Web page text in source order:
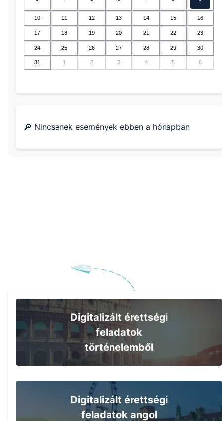
10 11 12 13 14 15 16
17 18 19 20 21 22 23
24 25 26 27 28 29 30
31 1 2 3 4 5 6
🔎 Nincsenek események ebben a hónapban
Digitalizált érettségi
feladatok
történelemből
Digitalizált érettségi
feladatok angol